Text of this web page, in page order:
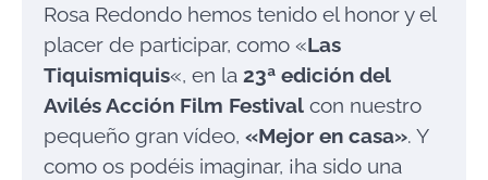
Rosa Redondo hemos tenido el honor y el
placer de participar, como «Las
Tiquismiquis«, en la 23ª edición del
Avilés Acción Film Festival con nuestro
pequeño gran vídeo, «Mejor en casa». Y
como os podéis imaginar, ¡ha sido una